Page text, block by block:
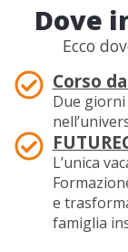
Dove
Ecco
Corso
Due
L’unica
e
famiglia